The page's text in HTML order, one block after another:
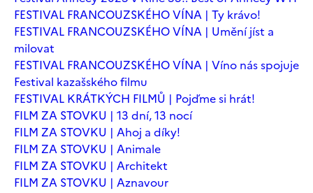
FESTIVAL FRANCOUZSKÉHO VÍNA | Ty krávo!
FESTIVAL FRANCOUZSKÉHO VÍNA | Umění jíst a
milovat
FESTIVAL FRANCOUZSKÉHO VÍNA | Víno nás spojuje
Festival kazašského filmu
FESTIVAL KRÁTKÝCH FILMŮ | Pojďme si hrát!
FILM ZA STOVKU | 13 dní, 13 nocí
FILM ZA STOVKU | Ahoj a díky!
FILM ZA STOVKU | Animale
FILM ZA STOVKU | Architekt
FILM ZA STOVKU | Aznavour